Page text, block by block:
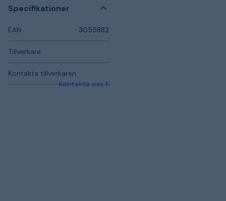
Specifikationer
EAN 3055882
Tillverkare
Kontakta tillverkaren
Kontakta oss för mer information